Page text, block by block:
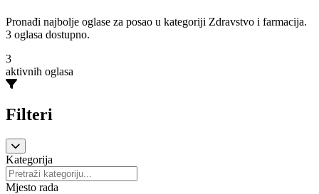
Pronađi najbolje oglase za posao u kategoriji Zdravstvo i farmacija.
3 oglasa dostupno.
3
aktivnih oglasa
Filteri
Kategorija
Mjesto rada